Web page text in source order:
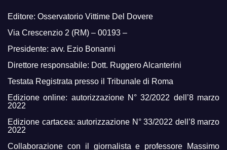
Editore: Osservatorio Vittime Del Dovere
Via Crescenzio 2 (RM) – 00193 –
Presidente: avv. Ezio Bonanni
Direttore responsabile: Dott. Ruggero Alcanterini
Testata Registrata presso il Tribunale di Roma
Edizione online: autorizzazione N° 32/2022 dell’8 marzo
2022
Edizione cartacea: autorizzazione N° 33/2022 dell’8 marzo
2022
Collaborazione con il giornalista e professore Massimo